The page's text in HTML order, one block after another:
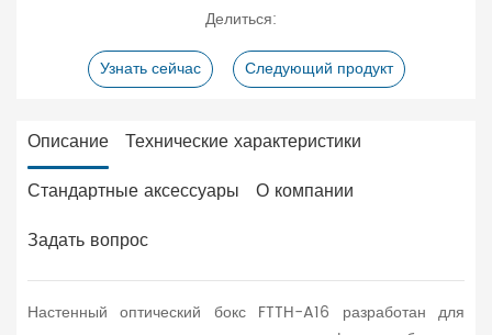
Делиться:
Узнать сейчас
Следующий продукт
Описание Технические характеристики
Стандартные аксессуары
О компании
Задать вопрос
Настенный оптический бокс FTTH-A16 разработан для